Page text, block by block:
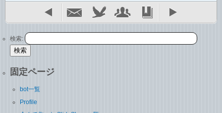
検索:
固定ページ
bot一覧
Profile